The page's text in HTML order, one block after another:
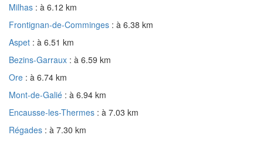
Milhas : à 6.12 km
Frontignan-de-Comminges : à 6.38 km
Aspet : à 6.51 km
Bezins-Garraux : à 6.59 km
Ore : à 6.74 km
Mont-de-Galié : à 6.94 km
Encausse-les-Thermes : à 7.03 km
Régades : à 7.30 km